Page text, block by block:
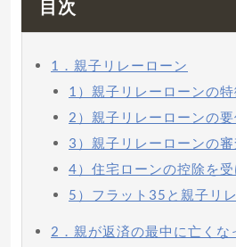
目次
1．親子リレーローン
1）親子リレーローンの
2）親子リレーローンの
3）親子リレーローンの
4）住宅ローンの控除を
5）フラット35と親子リ
2．親が返済の最中に亡くな